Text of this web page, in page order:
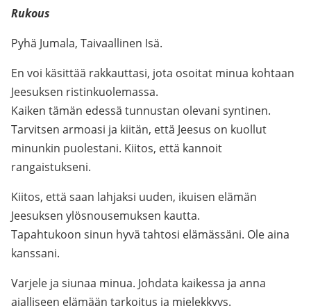
Rukous
Pyhä Jumala, Taivaallinen Isä.
En voi käsittää rakkauttasi, jota osoitat minua kohtaan
Jeesuksen ristinkuolemassa.
Kaiken tämän edessä tunnustan olevani syntinen.
Tarvitsen armoasi ja kiitän, että Jeesus on kuollut
minunkin puolestani. Kiitos, että kannoit
rangaistukseni.
Kiitos, että saan lahjaksi uuden, ikuisen elämän
Jeesuksen ylösnousemuksen kautta.
Tapahtukoon sinun hyvä tahtosi elämässäni. Ole aina
kanssani.
Varjele ja siunaa minua. Johdata kaikessa ja anna
ajalliseen elämään tarkoitus ja mielekkyys.